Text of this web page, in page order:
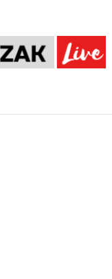
2026 Politika